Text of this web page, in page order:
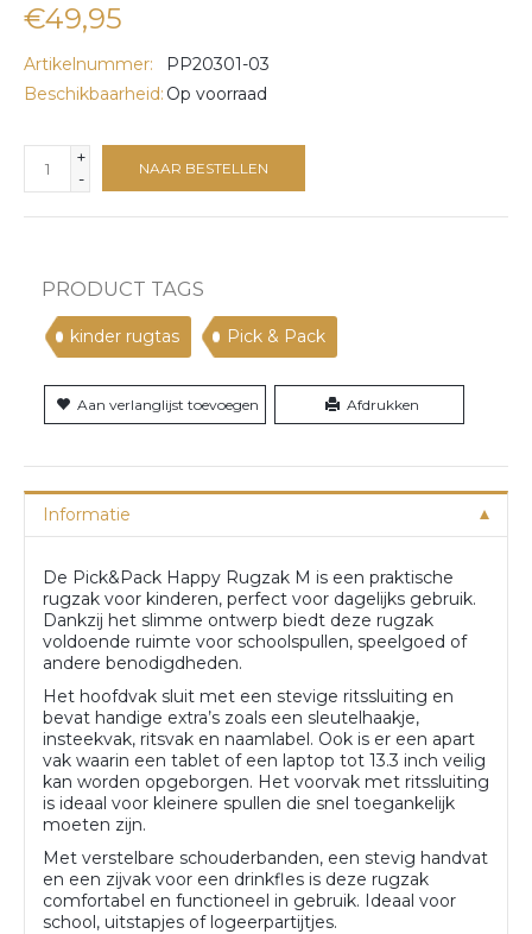
€49,95
Artikelnummer:
PP20301-03
Beschikbaarheid: Op voorraad
+
-
NAAR BESTELLEN
PRODUCT TAGS
kinder rugtas Pick & Pack
Aan verlanglijst toevoegen Afdrukken
Informatie
De Pick&Pack Happy Rugzak M is een praktische
rugzak voor kinderen, perfect voor dagelijks gebruik.
Dankzij het slimme ontwerp biedt deze rugzak
voldoende ruimte voor schoolspullen, speelgoed of
andere benodigdheden.
Het hoofdvak sluit met een stevige ritssluiting en
bevat handige extra’s zoals een sleutelhaakje,
insteekvak, ritsvak en naamlabel. Ook is er een apart
vak waarin een tablet of een laptop tot 13.3 inch veilig
kan worden opgeborgen. Het voorvak met ritssluiting
is ideaal voor kleinere spullen die snel toegankelijk
moeten zijn.
Met verstelbare schouderbanden, een stevig handvat
en een zijvak voor een drinkfles is deze rugzak
comfortabel en functioneel in gebruik. Ideaal voor
school, uitstapjes of logeerpartijtjes.